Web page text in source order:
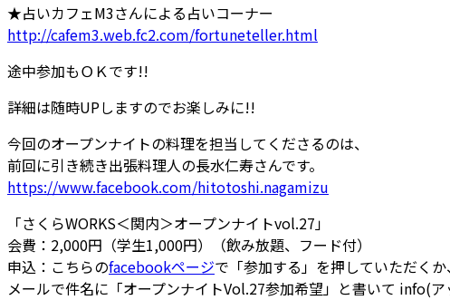
★占いカフェM3さんによる占いコーナー
http://cafem3.web.fc2.com/fortuneteller.html
途中参加もＯＫです!!
詳細は随時UPしますのでお楽しみに!!
今回のオープンナイトの料理を担当してくださるのは、
前回に引き続き出張料理人の長水仁寿さんです。
https://www.facebook.com/hitotoshi.nagamizu
「さくらWORKS＜関内＞オープンナイトvol.27」
会費：2,000円（学生1,000円）（飲み放題、フード付）
申込：こちらのfacebookページで「参加する」を押していただくか
メールで件名に「オープンナイトVol.27参加希望」 と書いて info(